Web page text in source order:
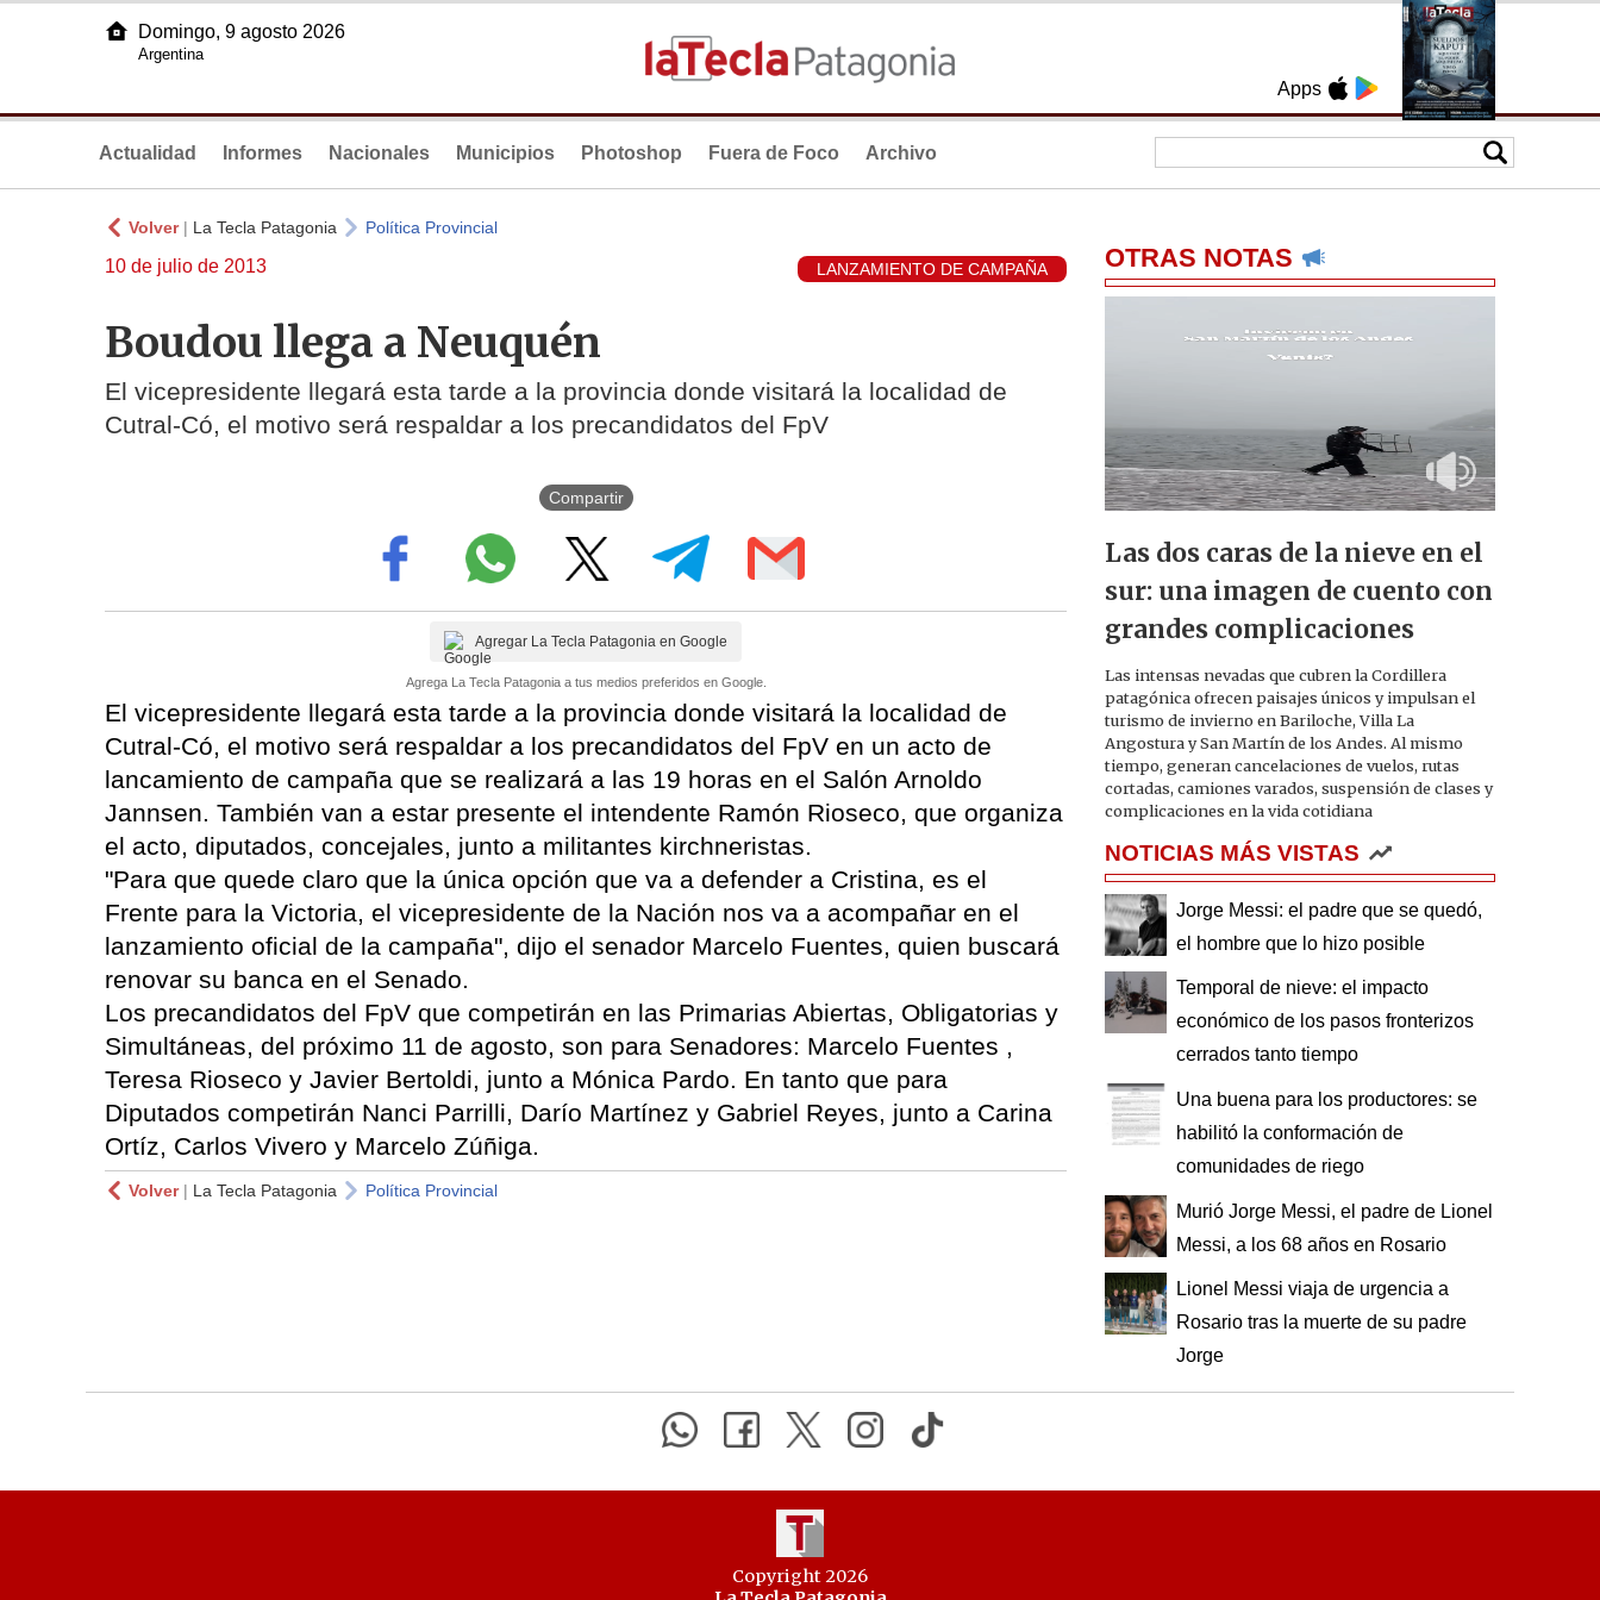
Apps
Domingo, 9 agosto 2026
Argentina
Actualidad Informes Nacionales Municipios Photoshop Fuera de Foco Archivo
Volver| La Tecla Patagonia Política Provincial
10 de julio de 2013 LANZAMIENTO DE CAMPAÑA
Boudou llega a Neuquén
El vicepresidente llegará esta tarde a la provincia donde visitará la localidad de
Cutral-Có, el motivo será respaldar a los precandidatos del FpV
Compartir
Agregar La Tecla Patagonia en Google
Agrega La Tecla Patagonia a tus medios preferidos en Google.
El vicepresidente llegará esta tarde a la provincia donde visitará la localidad de
Cutral-Có, el motivo será respaldar a los precandidatos del FpV en un acto de
lancamiento de campaña que se realizará a las 19 horas en el Salón Arnoldo
Jannsen. También van a estar presente el intendente Ramón Rioseco, que organiza
el acto, diputados, concejales, junto a militantes kirchneristas.
"Para que quede claro que la única opción que va a defender a Cristina, es el
Frente para la Victoria, el vicepresidente de la Nación nos va a acompañar en el
lanzamiento oficial de la campaña", dijo el senador Marcelo Fuentes, quien buscará
renovar su banca en el Senado.
Los precandidatos del FpV que competirán en las Primarias Abiertas, Obligatorias y
Simultáneas, del próximo 11 de agosto, son para Senadores: Marcelo Fuentes ,
Teresa Rioseco y Javier Bertoldi, junto a Mónica Pardo. En tanto que para
Diputados competirán Nanci Parrilli, Darío Martínez y Gabriel Reyes, junto a Carina
Ortíz, Carlos Vivero y Marcelo Zúñiga.
Volver| La Tecla Patagonia Política Provincial
OTRAS NOTAS
Las dos caras de la nieve en el
sur: una imagen de cuento con
grandes complicaciones
Las intensas nevadas que cubren la Cordillera
patagónica ofrecen paisajes únicos y impulsan el
turismo de invierno en Bariloche, Villa La
Angostura y San Martín de los Andes. Al mismo
tiempo, generan cancelaciones de vuelos, rutas
cortadas, camiones varados, suspensión de clases y
complicaciones en la vida cotidiana
NOTICIAS MÁS VISTAS
Jorge Messi: el padre que se quedó,
el hombre que lo hizo posible
Temporal de nieve: el impacto
económico de los pasos fronterizos
cerrados tanto tiempo
Una buena para los productores: se
habilitó la conformación de
comunidades de riego
Murió Jorge Messi, el padre de Lionel
Messi, a los 68 años en Rosario
Lionel Messi viaja de urgencia a
Rosario tras la muerte de su padre
Jorge
Copyright 2026